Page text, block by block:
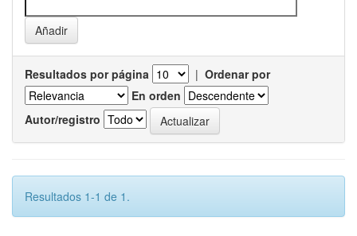
Resultados por página | Ordenar por
En orden
Autor/registro
Resultados 1-1 de 1.